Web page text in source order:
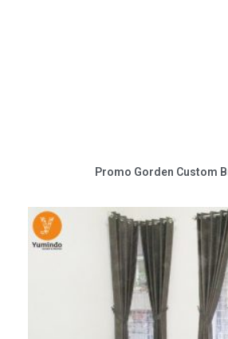
Promo Gorden Custom